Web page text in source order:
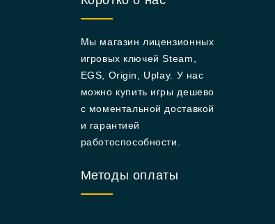
Мы магазин лицензионных
игровых ключей Steam,
EGS, Origin, Uplay. У нас
можно купить игры дешево
с моментальной доставкой
и гарантией
работоспособности.
Методы оплаты